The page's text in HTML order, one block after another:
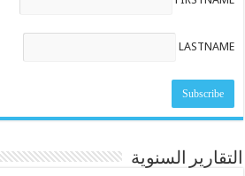
LASTNAME
التقارير السنوية